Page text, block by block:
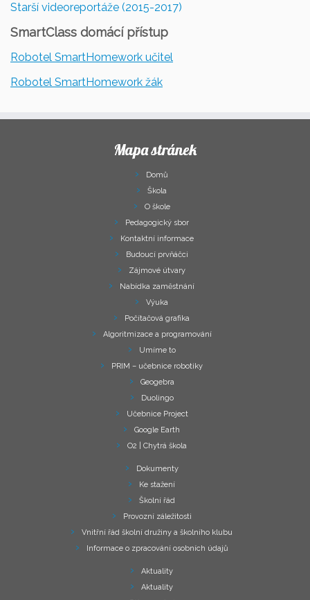
Starší videoreportáže (2015-2017)
SmartClass domácí přístup
Robotel SmartHomework učitel
Robotel SmartHomework žák
Mapa stránek
Domů
Škola
O škole
Pedagogický sbor
Kontaktní informace
Budoucí prvňáčci
Zájmové útvary
Nabídka zaměstnání
Výuka
Počítačová grafika
Algoritmizace a programování
Umíme to
PRIM – učebnice robotiky
Geogebra
Duolingo
Učebnice Project
Google Earth
O2 | Chytrá škola
Dokumenty
Ke stažení
Školní řád
Provozní záležitosti
Vnitřní řád školní družiny a školního klubu
Informace o zpracování osobních údajů
Aktuality
Aktuality